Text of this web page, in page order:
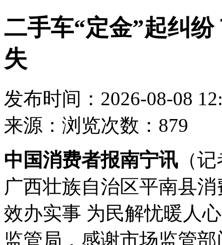
二手车“定金”起纠
失
发布时间：2026-08-08
来源： 浏览次数：879
中国消费者报南宁讯 （
广西壮族自治区平南县
效办实事 为民解忧暖人
监管局，感谢市场监管